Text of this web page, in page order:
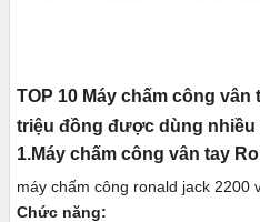
TOP 10 Máy chấm công
triệu đồng được dùng nhiều
1.Máy chấm công vân tay
máy chấm công ronald jack 2200
Chức năng: